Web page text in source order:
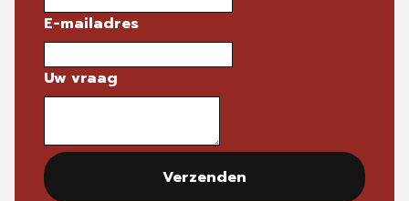
E-mailadres
Uw vraag
Verzenden